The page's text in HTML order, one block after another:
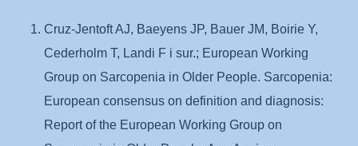
Cruz-Jentoft AJ, Baeyens JP, Bauer JM, Boirie Y,
Cederholm T, Landi F i sur.; European Working
Group on Sarcopenia in Older People. Sarcopenia:
European consensus on definition and diagnosis:
Report of the European Working Group on